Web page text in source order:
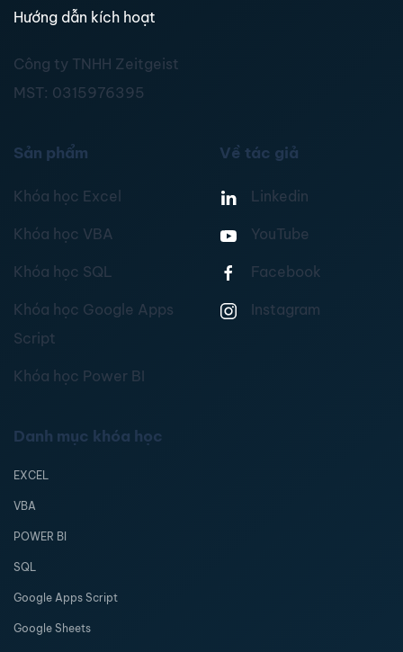
Hướng dẫn kích hoạt
Công ty TNHH Zeitgeist
MST: 0315976395
Sản phẩm
Khóa học Excel
Khóa học VBA
Khóa học SQL
Khóa học Google Apps
Script
Khóa học Power BI
Về tác giả
Linkedin
YouTube
Facebook
Instagram
Danh mục khóa học
EXCEL
VBA
POWER BI
SQL
Google Apps Script
Google Sheets